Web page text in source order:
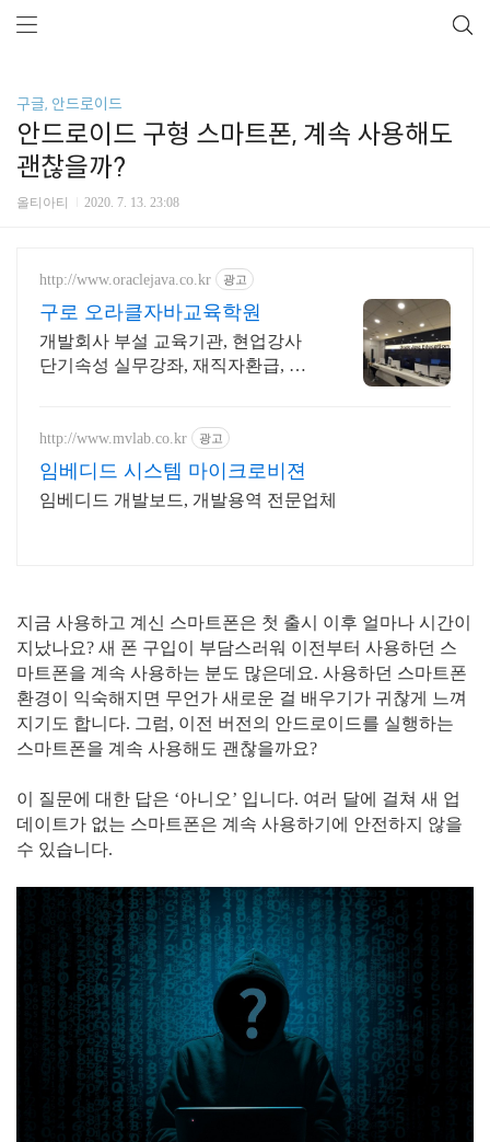
구글, 안드로이드
안드로이드 구형 스마트폰, 계속 사용해도
괜찮을까?
올티아티 2020. 7. 13. 23:08
http://www.oraclejava.co.kr 광고
구로 오라클자바교육학원
개발회사 부설 교육기관, 현업강사
단기속성 실무강좌, 재직자환급, 구
http://www.mvlab.co.kr 광고
임베디드 시스템 마이크로비젼
임베디드 개발보드, 개발용역 전문업체
지금 사용하고 계신 스마트폰은 첫 출시 이후 얼마나 시간이
지났나요? 새 폰 구입이 부담스러워 이전부터 사용하던 스
마트폰을 계속 사용하는 분도 많은데요. 사용하던 스마트폰
환경이 익숙해지면 무언가 새로운 걸 배우기가 귀찮게 느껴
지기도 합니다. 그럼, 이전 버전의 안드로이드를 실행하는
스마트폰을 계속 사용해도 괜찮을까요?
이 질문에 대한 답은 ‘아니오’ 입니다. 여러 달에 걸쳐 새 업
데이트가 없는 스마트폰은 계속 사용하기에 안전하지 않을
수 있습니다.